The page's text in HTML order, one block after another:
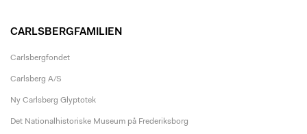
CARLSBERGFAMILIEN
Carlsbergfondet
Carlsberg A/S
Ny Carlsberg Glyptotek
Det Nationalhistoriske Museum på Frederiksborg